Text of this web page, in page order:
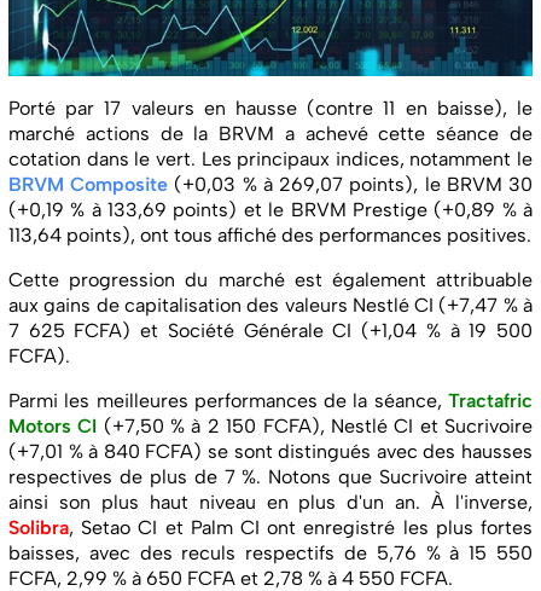
Porté par 17 valeurs en hausse (contre 11 en baisse), le
marché actions de la BRVM a achevé cette séance de
cotation dans le vert. Les principaux indices, notamment le
BRVM Composite (+0,03 % à 269,07 points), le BRVM 30
(+0,19 % à 133,69 points) et le BRVM Prestige (+0,89 % à
113,64 points), ont tous affiché des performances positives.
Cette progression du marché est également attribuable
aux gains de capitalisation des valeurs Nestlé CI (+7,47 % à
7 625 FCFA) et Société Générale CI (+1,04 % à 19 500
FCFA).
Parmi les meilleures performances de la séance, Tractafric
Motors CI (+7,50 % à 2 150 FCFA), Nestlé CI et Sucrivoire
(+7,01 % à 840 FCFA) se sont distingués avec des hausses
respectives de plus de 7 %. Notons que Sucrivoire atteint
ainsi son plus haut niveau en plus d'un an. À l'inverse,
Solibra, Setao CI et Palm CI ont enregistré les plus fortes
baisses, avec des reculs respectifs de 5,76 % à 15 550
FCFA, 2,99 % à 650 FCFA et 2,78 % à 4 550 FCFA.